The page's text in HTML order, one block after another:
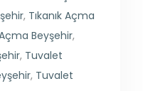
, Tıkanık Açma
Açma Beyşehir,
, Tuvalet
, Tuvalet